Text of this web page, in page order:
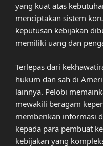
yang kuat atas
menciptakan sistem
keputusan kebijakan
memiliki uang dan
Terlepas dari
hukum dan sah di
lainnya. Pelobi
mewakili beragam
memberikan informasi
kepada para pembuat
kebijakan yang